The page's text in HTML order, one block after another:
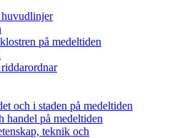
på medeltiden
och i staden på medeltiden
handel på medeltiden
teknik och